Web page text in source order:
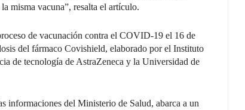
misma vacuna”, resalta el artículo.
de vacunación contra el COVID-19 el 16 de
del fármaco Covishield, elaborado por el Instituto
de tecnología de AstraZeneca y la Universidad de
informaciones del Ministerio de Salud, abarca a un